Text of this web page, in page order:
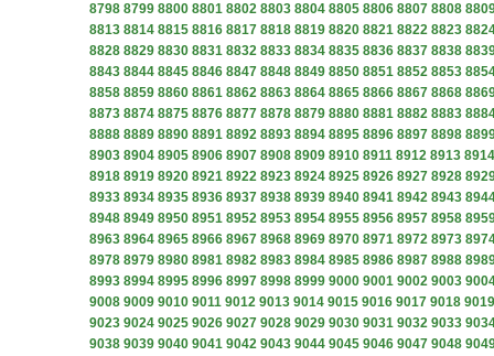
8798 8799 8800 8801 8802 8803 8804 8805 8806 8807 8808
8813 8814 8815 8816 8817 8818 8819 8820 8821 8822 8823
8828 8829 8830 8831 8832 8833 8834 8835 8836 8837 8838
8843 8844 8845 8846 8847 8848 8849 8850 8851 8852 8853
8858 8859 8860 8861 8862 8863 8864 8865 8866 8867 8868
8873 8874 8875 8876 8877 8878 8879 8880 8881 8882 8883
8888 8889 8890 8891 8892 8893 8894 8895 8896 8897 8898
8903 8904 8905 8906 8907 8908 8909 8910 8911 8912 8913 8914
8918 8919 8920 8921 8922 8923 8924 8925 8926 8927 8928
8933 8934 8935 8936 8937 8938 8939 8940 8941 8942 8943
8948 8949 8950 8951 8952 8953 8954 8955 8956 8957 8958
8963 8964 8965 8966 8967 8968 8969 8970 8971 8972 8973
8978 8979 8980 8981 8982 8983 8984 8985 8986 8987 8988
8993 8994 8995 8996 8997 8998 8999 9000 9001 9002 9003
9008 9009 9010 9011 9012 9013 9014 9015 9016 9017 9018 9019
9023 9024 9025 9026 9027 9028 9029 9030 9031 9032 9033
9038 9039 9040 9041 9042 9043 9044 9045 9046 9047 9048